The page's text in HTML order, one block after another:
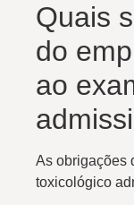
Quais
do
ao
As obrigações
toxicológico